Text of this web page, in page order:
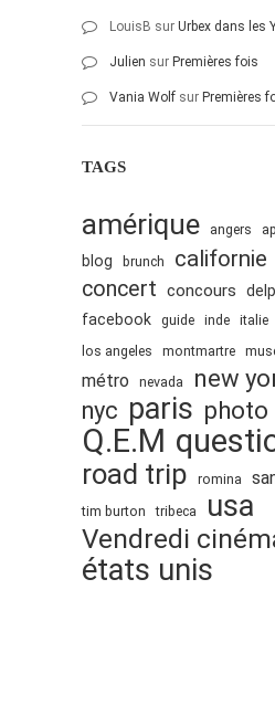
octobre 2008LouisB sur Urbex dans les
Julien sur Premières fois
Vania Wolf sur Premières
TAGS
amérique angers
blog brunch californie
concert concours
facebook guide inde italie
los angeles montmartre
métro nevada new
nyc paris photo
Q.E.M
road trip romina
tim burton
tribeca usa
Vendredi
états unis